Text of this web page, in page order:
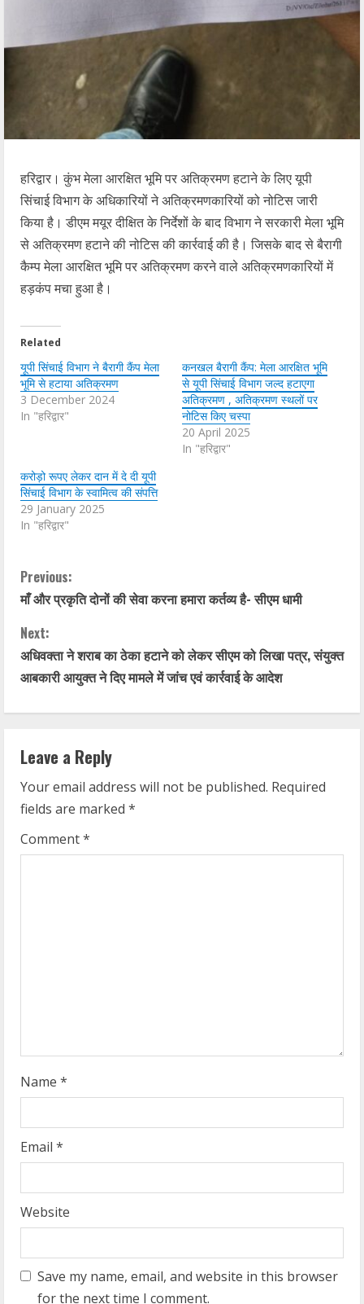
हरिद्वार। कुंभ मेला आरक्षित भूमि पर अतिक्रमण हटाने के लिए यूपी
सिंचाई विभाग के अधिकारियों ने अतिक्रमणकारियों को नोटिस जारी
किया है। डीएम मयूर दीक्षित के निर्देशों के बाद विभाग ने सरकारी मेला भूमि
से अतिक्रमण हटाने की नोटिस की‌ कार्रवाई की है। जिसके बाद से बैरागी
कैम्प मेला आरक्षित भूमि पर अतिक्रमण करने वाले अतिक्रमणकारियों में
हड़कंप मचा हुआ है।
Related
यूपी सिंचाई विभाग ने बैरागी कैंप मेला
भूमि से हटाया अतिक्रमण
3 December 2024
In "हरिद्वार"
कनखल बैरागी कैंप: मेला आरक्षित भूमि
से यूपी सिंचाई विभाग जल्द हटाएगा
अतिक्रमण , अतिक्रमण स्थलों पर
नोटिस किए चस्पा
20 April 2025
In "हरिद्वार"
करोड़ो रूपए लेकर दान में दे दी यूपी
सिंचाई विभाग के स्वामित्व की संपत्ति
29 January 2025
In "हरिद्वार"
C
o
n
t
i
n
u
e
R
g
Previous:
माँ और प्रकृति दोनों की सेवा करना हमारा कर्तव्य है- सीएम धामी
Next:
अधिवक्ता ने शराब का ठेका हटाने को लेकर सीएम को‌ लिखा पत्र, संयुक्त
आबकारी आयुक्त ने दिए मामले में जांच एवं कार्रवाई के आदेश
Leave a Reply
Your email address will not be published. Required
fields are marked *
Comment*
Name *
Email *
Website
Save my name, email, and website in this browser
for the next time I comment.